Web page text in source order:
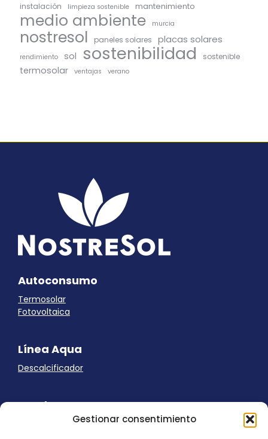
Gestionar consentimiento
instalación limpieza sostenible mantenimiento
medio ambiente murcia
nostresol paneles solares placas solares
rendimiento sol sostenibilidad sostenible
termosolar ventajas verano
Autoconsumo
Termosolar
Fotovoltaica
Línea Aqua
Descalcificador
Ayuda